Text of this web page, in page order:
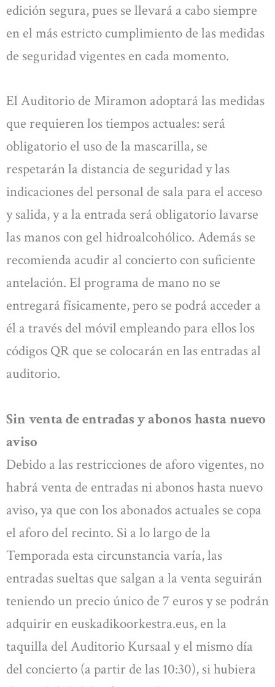
edición segura, pues se llevará a cabo siempre
en el más estricto cumplimiento de las medidas
de seguridad vigentes en cada momento.
El Auditorio de Miramon adoptará las medidas
que requieren los tiempos actuales: será
obligatorio el uso de la mascarilla, se
respetarán la distancia de seguridad y las
indicaciones del personal de sala para el acceso
y salida, y a la entrada será obligatorio lavarse
las manos con gel hidroalcohólico. Además se
recomienda acudir al concierto con suficiente
antelación. El programa de mano no se
entregará físicamente, pero se podrá acceder a
él a través del móvil empleando para ellos los
códigos QR que se colocarán en las entradas al
auditorio.
Sin venta de entradas y abonos hasta nuevo
aviso
Debido a las restricciones de aforo vigentes, no
habrá venta de entradas ni abonos hasta nuevo
aviso, ya que con los abonados actuales se copa
el aforo del recinto. Si a lo largo de la
Temporada esta circunstancia varía, las
entradas sueltas que salgan a la venta seguirán
teniendo un precio único de 7 euros y se podrán
adquirir en euskadikoorkestra.eus, en la
taquilla del Auditorio Kursaal y el mismo día
del concierto (a partir de las 10:30), si hubiera